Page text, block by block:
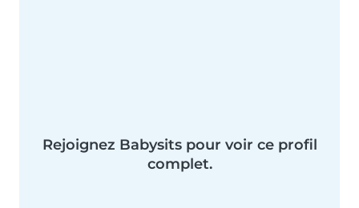
Rejoignez Babysits pour voir ce profil
complet.